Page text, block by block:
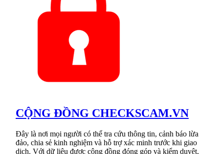
CỘNG ĐỒNG CHECKSCAM.VN
Đây là nơi mọi người có thể tra cứu thông tin, cảnh báo lừa
đảo, chia sẻ kinh nghiệm và hỗ trợ xác minh trước khi giao
dịch. Với dữ liệu được cộng đồng đóng góp và kiểm duyệt,